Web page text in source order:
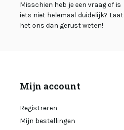
Misschien heb je een vraag of is
iets niet helemaal duidelijk? Laat
het ons dan gerust weten!
Mijn account
Registreren
Mijn bestellingen